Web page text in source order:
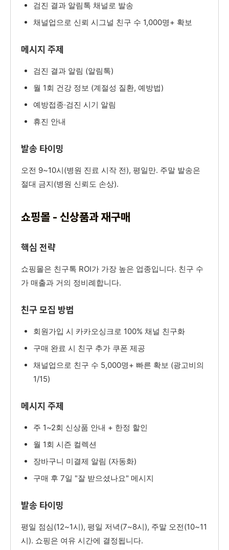
검진 결과 알림톡 채널로 발송
채널업으로 신뢰 시그널 친구 수 1,000명+ 확보
메시지 주제
검진 결과 알림 (알림톡)
월 1회 건강 정보 (계절성 질환, 예방법)
예방접종·검진 시기 알림
휴진 안내
발송 타이밍
오전 9~10시(병원 진료 시작 전), 평일만. 주말 발송은
절대 금지(병원 신뢰도 손상).
쇼핑몰 - 신상품과 재구매
핵심 전략
쇼핑몰은 친구톡 ROI가 가장 높은 업종입니다. 친구 수
가 매출과 거의 정비례합니다.
친구 모집 방법
회원가입 시 카카오싱크로 100% 채널 친구화
구매 완료 시 친구 추가 쿠폰 제공
채널업으로 친구 수 5,000명+ 빠른 확보 (광고비의
1/15)
메시지 주제
주 1~2회 신상품 안내 + 한정 할인
월 1회 시즌 컬렉션
장바구니 미결제 알림 (자동화)
구매 후 7일 "잘 받으셨나요" 메시지
발송 타이밍
평일 점심(12~1시), 평일 저녁(7~8시), 주말 오전(10~11
시). 쇼핑은 여유 시간에 결정됩니다.